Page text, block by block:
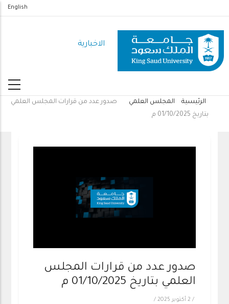
المحتوى
الرئيسي
English
الاخبارية
مسار
الرئيسية المجلس العلمي
صدور عدد من قرارات المجلس العلمي
بتاريخ 01/10/2025 م
صدور عدد من قرارات المجلس
العلمي بتاريخ 01/10/2025 م
/ 2 أكتوبر 2025 /